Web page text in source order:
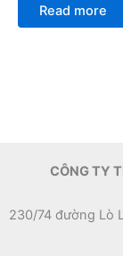
of
Read more
CÔNG TY
230/74 đường Lò